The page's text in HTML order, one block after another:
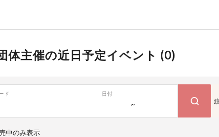
体主催の近日予定イベント (0)
ド 日付
~
中のみ表示